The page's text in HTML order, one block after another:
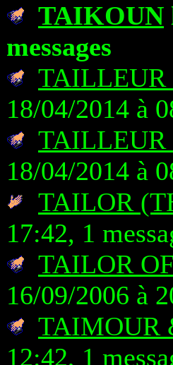
TAIKOUN
messages
TAILLEUR
18/04/2014 à
TAILLEUR
18/04/2014 à
TAILOR
17:42, 1
TAILOR
16/09/2006 à
TAIMOUR
12:42, 1